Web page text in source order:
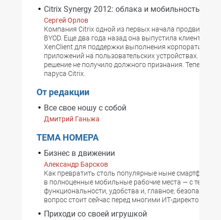
Citrix Synergy 2012: облака и мобильность
Сергей Орлов
Компания Citrix одной из первых начала продвигать
BYOD. Еще два года назад она выпустила клиентский
XenClient для поддержки выполнения корпоративных
приложений на пользовательских устройствах.
решение не получило должного признания. Теперь
паруса Citrix.
От редакции
Все свое ношу с собой
Дмитрий Ганьжа
ТЕМА НОМЕРА
Бизнес в движении
Александр Барсков
Как превратить столь популярные ныне смартфоны
в полноценные мобильные рабочие места — с тем же
функциональности, удобства и, главное,
вопрос стоит сейчас перед многими ИТ-директорами.
Приходи со своей игрушкой